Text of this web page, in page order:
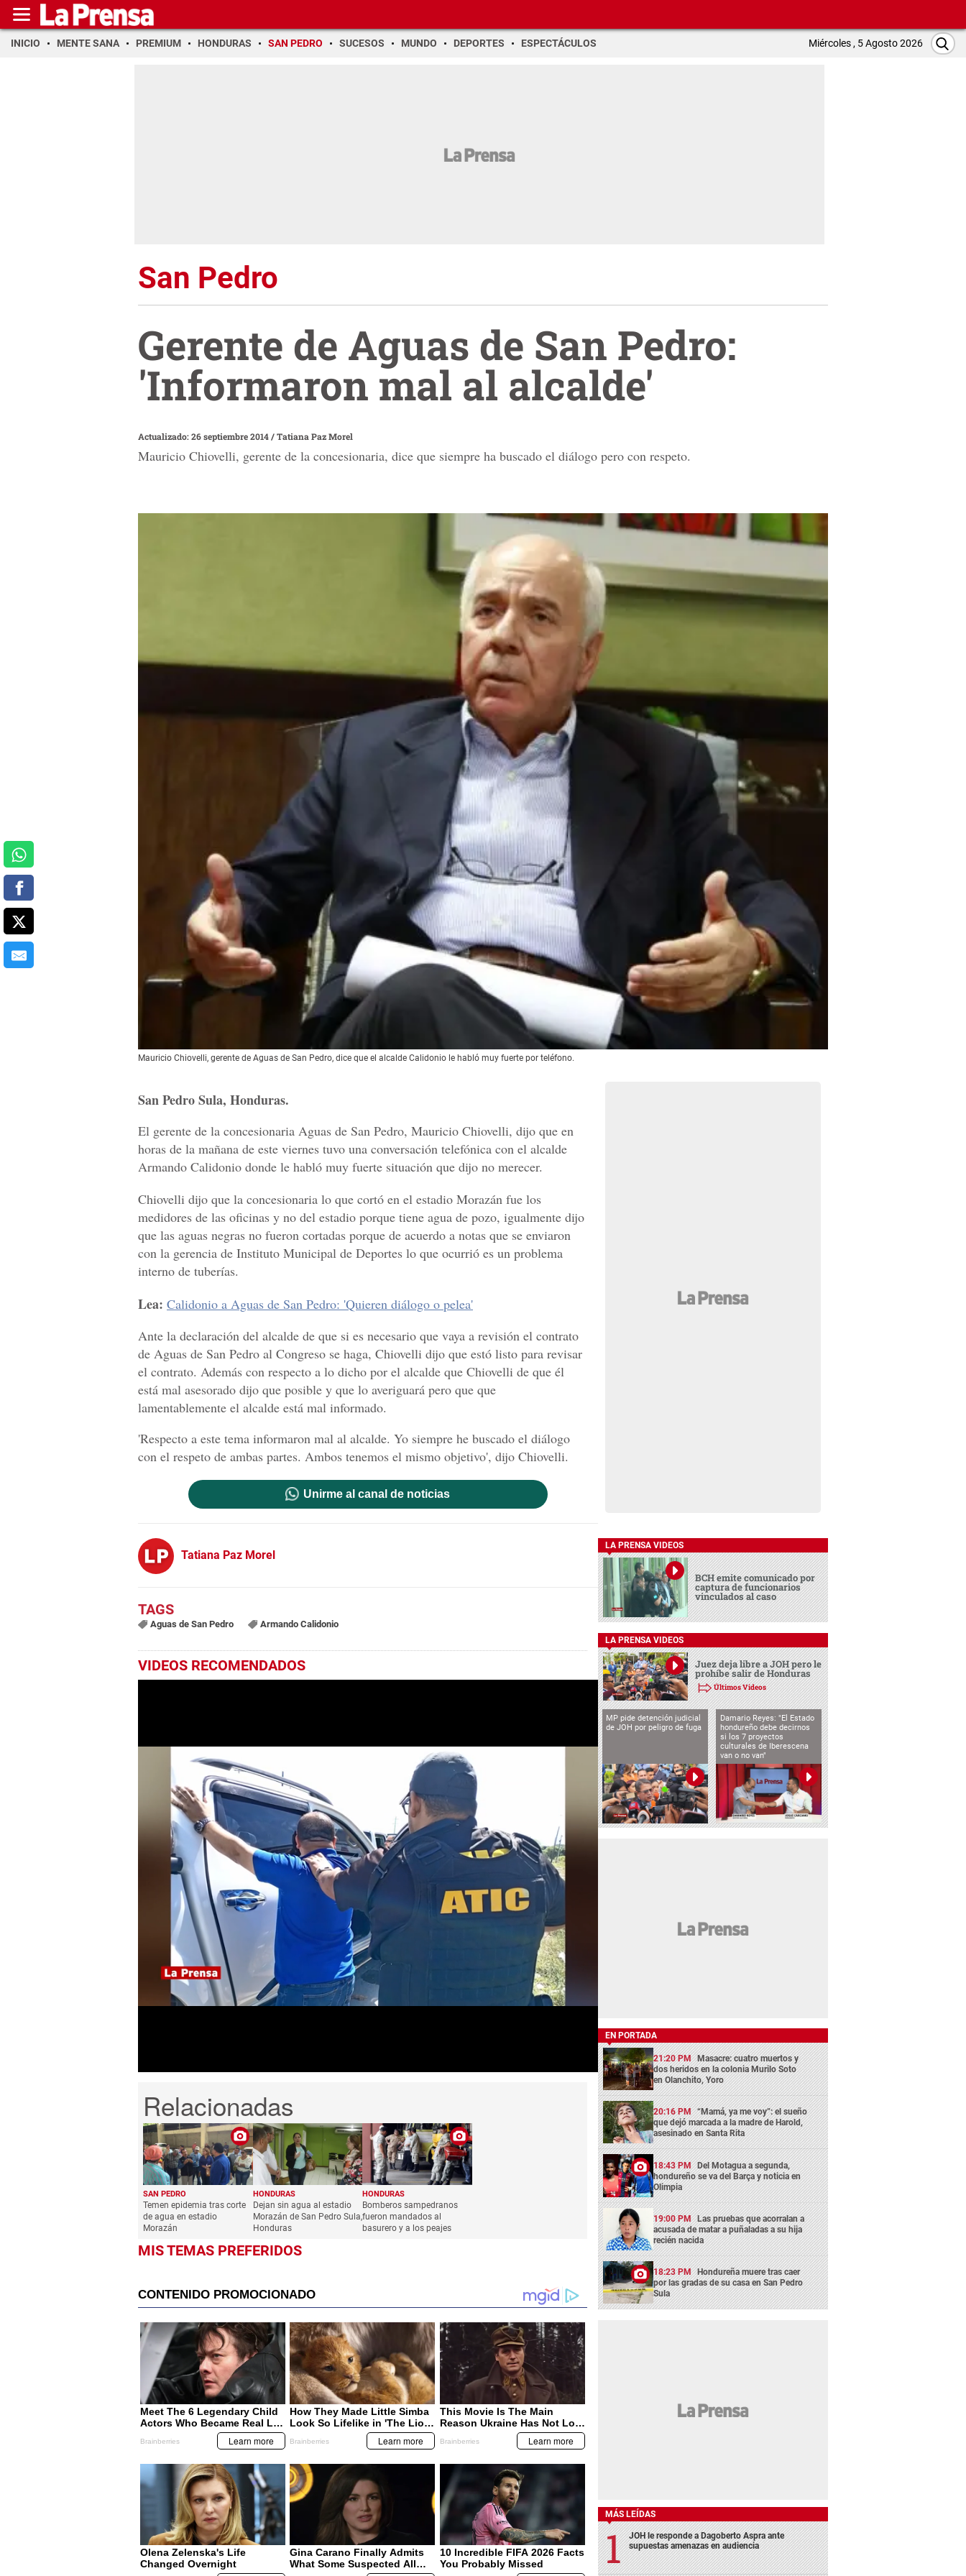
INICIO MENTE SANA PREMIUM HONDURAS SAN PEDRO SUCESOS MUNDO DEPORTES ESPECTÁCULOS Miércoles , 5 Agosto 2026
San Pedro
Gerente de Aguas de San Pedro:
'Informaron mal al alcalde'
Actualizado: 26 septiembre 2014/Tatiana Paz Morel
Mauricio Chiovelli, gerente de la concesionaria, dice que siempre ha buscado el diálogo pero con respeto.
Mauricio Chiovelli, gerente de Aguas de San Pedro, dice que el alcalde Calidonio le habló muy fuerte por teléfono.
San Pedro Sula, Honduras.
El gerente de la concesionaria Aguas de San Pedro, Mauricio Chiovelli, dijo que en
horas de la mañana de este viernes tuvo una conversación telefónica con el alcalde
Armando Calidonio donde le habló muy fuerte situación que dijo no merecer.
Chiovelli dijo que la concesionaria lo que cortó en el estadio Morazán fue los
medidores de las oficinas y no del estadio porque tiene agua de pozo, igualmente dijo
que las aguas negras no fueron cortadas porque de acuerdo a notas que se enviaron
con la gerencia de Instituto Municipal de Deportes lo que ocurrió es un problema
interno de tuberías.
Lea: Calidonio a Aguas de San Pedro: 'Quieren diálogo o pelea'
Ante la declaración del alcalde de que si es necesario que vaya a revisión el contrato
de Aguas de San Pedro al Congreso se haga, Chiovelli dijo que estó listo para revisar
el contrato. Además con respecto a lo dicho por el alcalde que Chiovelli de que él
está mal asesorado dijo que posible y que lo averiguará pero que que
lamentablemente el alcalde está mal informado.
'Respecto a este tema informaron mal al alcalde. Yo siempre he buscado el diálogo
con el respeto de ambas partes. Ambos tenemos el mismo objetivo', dijo Chiovelli.
Unirme al canal de noticias
Tatiana Paz Morel
Aguas de San Pedro Armando Calidonio
VIDEOS RECOMENDADOS
seconds
SAN PEDRO
Temen epidemia tras corte
de agua en estadio
Morazán
HONDURAS
Dejan sin agua al estadio
Morazán de San Pedro Sula,
Honduras
HONDURAS
Bomberos sampedranos
fueron mandados al
basurero y a los peajes
MIS TEMAS PREFERIDOS
LA PRENSA VIDEOS
BCH emite comunicado por
captura de funcionarios
vinculados al caso
LA PRENSA VIDEOS
Juez deja libre a JOH pero le
prohíbe salir de Honduras
Últimos Videos
MP pide detención judicial
de JOH por peligro de fuga
Damario Reyes: "El Estado
hondureño debe decirnos
si los 7 proyectos
culturales de Iberescena
van o no van"
EN PORTADA
21:20 PM Masacre: cuatro muertos y
dos heridos en la colonia Murilo Soto
en Olanchito, Yoro
20:16 PM “Mamá, ya me voy”: el sueño
que dejó marcada a la madre de Harold,
asesinado en Santa Rita
18:43 PM Del Motagua a segunda,
hondureño se va del Barça y noticia en
Olimpia
19:00 PM Las pruebas que acorralan a
acusada de matar a puñaladas a su hija
recién nacida
18:23 PM Hondureña muere tras caer
por las gradas de su casa en San Pedro
Sula
MÁS LEÍDAS
JOH le responde a Dagoberto Aspra ante
supuestas amenazas en audiencia